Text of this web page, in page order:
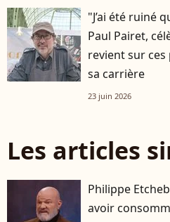
"J’ai été ruiné
Paul Pairet,
revient sur
sa carrière
23 juin 2026
Les articles
Philippe
avoir